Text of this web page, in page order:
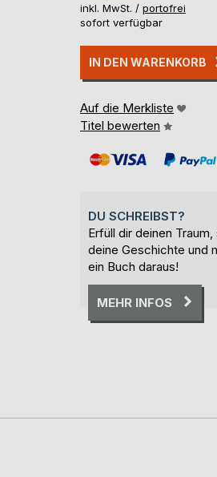
inkl. MwSt. / portofrei
sofort verfügbar
IN DEN WARENKORB
Auf die Merkliste
Titel bewerten
DU SCHREIBST?
Erfüll dir deinen
deine Geschichte und
ein Buch daraus!
MEHR INFOS